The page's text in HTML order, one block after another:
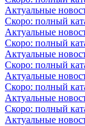
Актуальные
Скоро: полный
Актуальные
Скоро: полный
Актуальные
Скоро: полный
Актуальные
Скоро: полный
Актуальные
Скоро: полный
Актуальные